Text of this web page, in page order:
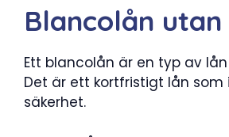
Blancolån utan
Ett blancolån är en typ av
Det är ett kortfristigt lån som
säkerhet.